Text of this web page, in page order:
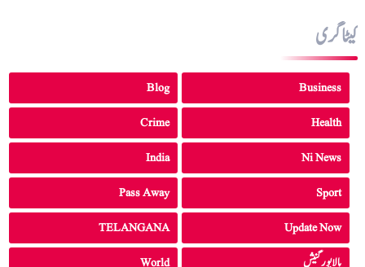
کیٹاگری
Blog
Business
Crime
Health
India
Ni News
Pass Away
Sport
TELANGANA
Update Now
World
بالاپور گنیش